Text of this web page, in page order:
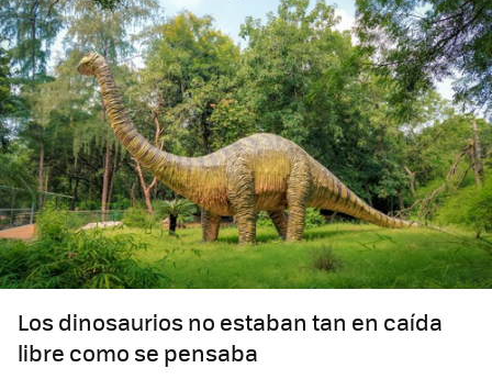
Los dinosaurios no estaban tan en caída
libre como se pensaba